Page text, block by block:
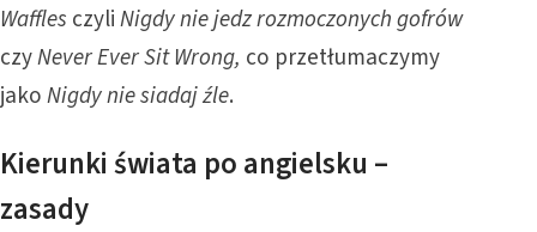
Waffles czyliNigdy nie jedz rozmoczonych gofrów
czyNever Ever Sit Wrong, co przetłumaczymy
jakoNigdy nie siadaj źle.
Kierunki świata po angielsku –
zasady